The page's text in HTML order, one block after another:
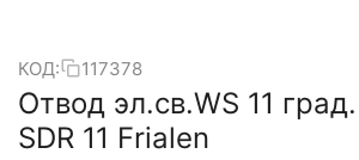
КОД: 117378
Отвод эл.св.WS 11
SDR 11 Frialen